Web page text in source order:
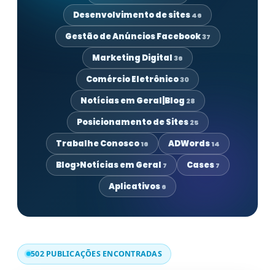
Desenvolvimento de sites46
Gestão de Anúncios Facebook37
Marketing Digital36
Comércio Eletrônico30
Notícias em Geral|Blog 28
Posicionamento de Sites25
Trabalhe Conosco16 ADWords14
Blog>Notícias em Geral 7 Cases7
Aplicativos6
502 PUBLICAÇÕES ENCONTRADAS